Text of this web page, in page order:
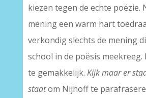
kiezen tegen de echte poëzie.
mening een warm hart
verkondig slechts de mening
school in de poësis meekreeg.
te gemakkelijk. Kijk maar er
staatom Nijhoff te